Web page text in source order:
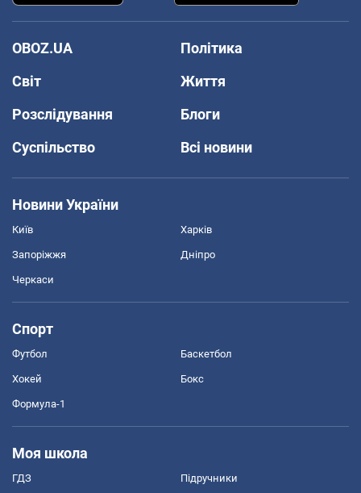
OBOZ.UA
Політика
Світ
Життя
Розслідування
Блоги
Суспільство
Всі новини
Новини України
Київ Харків
Запоріжжя Дніпро
Черкаси
Спорт
Футбол Баскетбол
Хокей Бокс
Формула-1
Моя школа
ГДЗ Підручники